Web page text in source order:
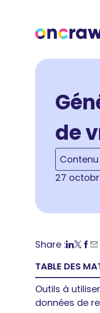
de
27
Share :
TABLE DES
Outils à
données de